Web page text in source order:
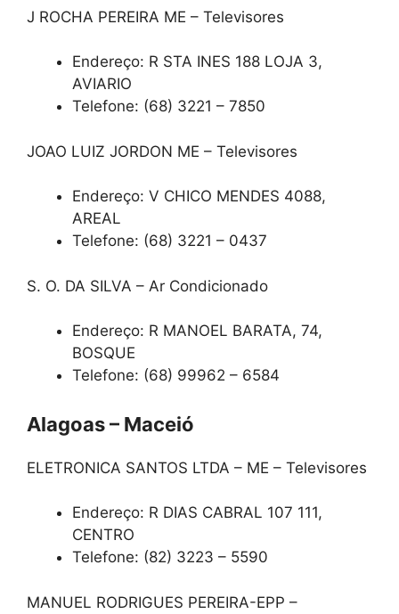
J ROCHA PEREIRA ME – Televisores
Endereço: R STA INES 188 LOJA 3,
AVIARIO
Telefone: (68) 3221 – 7850
JOAO LUIZ JORDON ME – Televisores
Endereço: V CHICO MENDES 4088,
AREAL
Telefone: (68) 3221 – 0437
S. O. DA SILVA – Ar Condicionado
Endereço: R MANOEL BARATA, 74,
BOSQUE
Telefone: (68) 99962 – 6584
Alagoas – Maceió
ELETRONICA SANTOS LTDA – ME – Televisores
Endereço: R DIAS CABRAL 107 111,
CENTRO
Telefone: (82) 3223 – 5590
MANUEL RODRIGUES PEREIRA-EPP –